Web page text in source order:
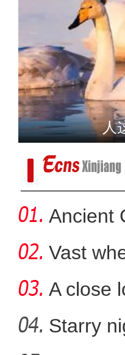
新人
Ancient
Vast
A close
Starry